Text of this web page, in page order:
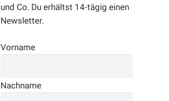
und Co. Du erhältst 14-tägig einen
Newsletter.
Vorname
Nachname